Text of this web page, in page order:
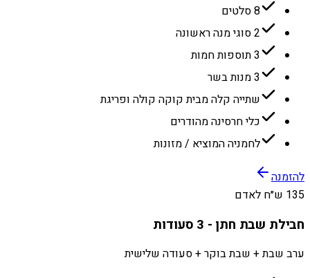
8 סלטים
2 סוגי מנה ראשונה
3 תוספות חמות
3 מנות בשר
שתייה קלה מבית קוקה קולה ופריגת
כלי חרסינה מהודרים
לחמניה המוציא / מזונות
להזמנה
135 ש״ח לאדם
חבילת שבת חתן - 3 סעודות
ערב שבת + שבת בוקר + סעודה שלישית